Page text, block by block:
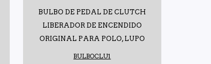
BULBO DE PEDAL DE CLUTCH
LIBERADOR DE ENCENDIDO
ORIGINAL PARA POLO, LUPO
BULBOCLU1